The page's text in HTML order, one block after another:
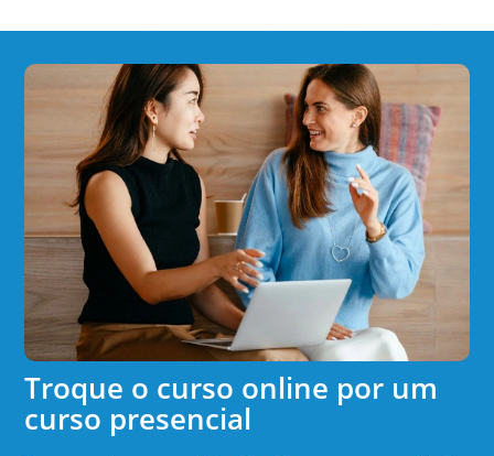
Troque o curso online por um
curso presencial